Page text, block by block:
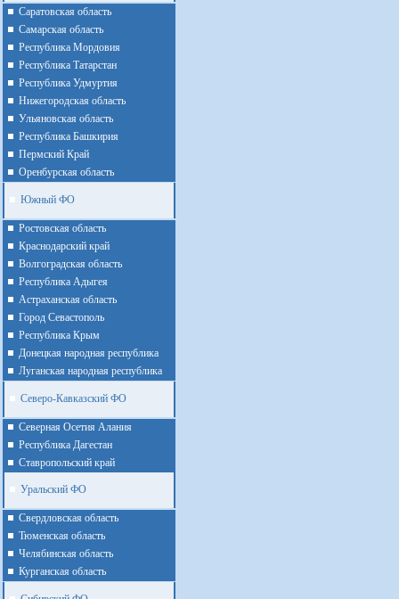
Cаратовская область
Cамарская область
Республика Мордовия
Республика Татарстан
Республика Удмуртия
Нижегородская область
Ульяновская область
Республика Башкирия
Пермский Край
Оренбурская область
Южный ФО
Ростовская область
Краснодарский край
Волгоградская область
Республика Адыгея
Астраханская область
Город Севастополь
Республика Крым
Донецкая народная республика
Луганская народная республика
Северо-Кавказский ФО
Северная Осетия Алания
Республика Дагестан
Ставропольский край
Уральский ФО
Cвердловская область
Тюменская область
Челябинская область
Курганская область